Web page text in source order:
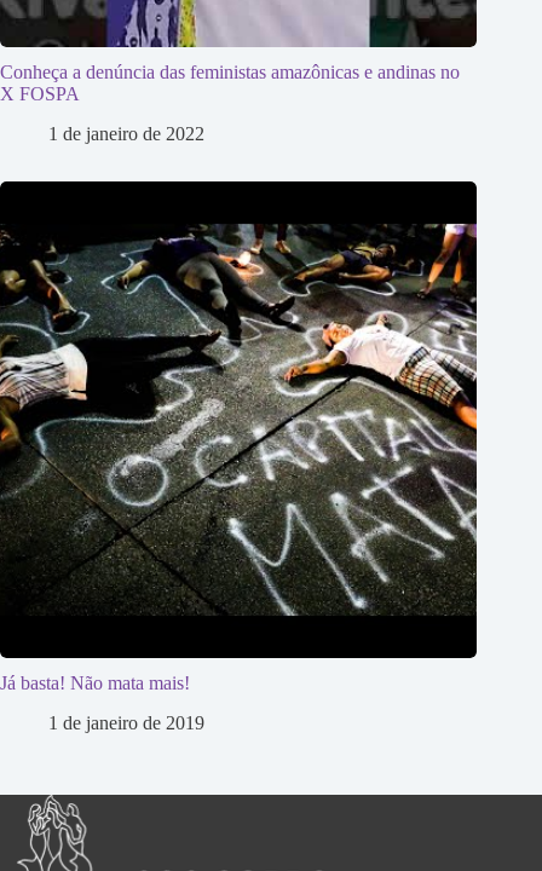
Conheça a denúncia das feministas amazônicas e andinas no
X FOSPA
1 de janeiro de 2022
Já basta! Não mata mais!
1 de janeiro de 2019